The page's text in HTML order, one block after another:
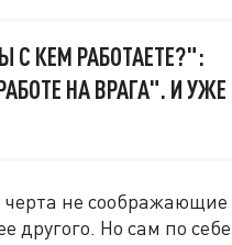
КЕМ РАБОТАЕТЕ?":
НА ВРАГА". И УЖЕ
не соображающие
другого. Но сам по себе